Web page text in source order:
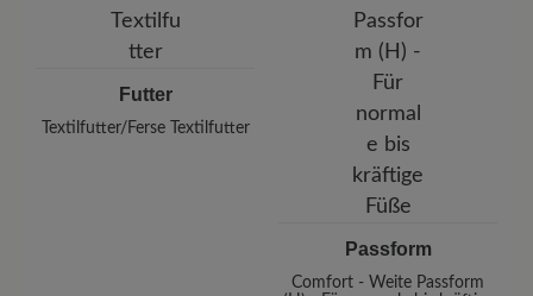
Futter
Textilfutter/Ferse Textilfutter
Passform
Comfort - Weite Passform